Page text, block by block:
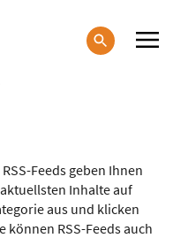
Feeds geben Ihnen
Inhalte auf
aus und klicken
können RSS-Feeds auch